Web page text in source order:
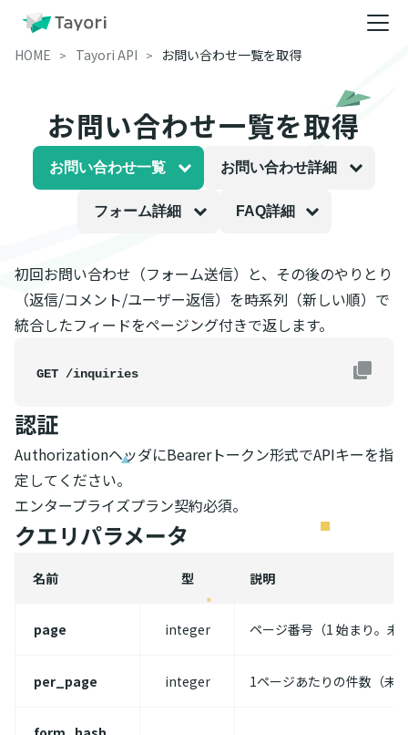
HOME Tayori API お問い合わせ一覧を取得
お問い合わせ一覧を取得
お問い合わせ一覧 お問い合わせ詳細
フォーム詳細 FAQ詳細
初回お問い合わせ（フォーム送信）と、その後のやりとり
（返信/コメント/ユーザー返信）を時系列（新しい順）で
統合したフィードをページング付きで返します。
GET /inquiries
認証
AuthorizationヘッダにBearerトークン形式でAPIキーを指
定してください。
エンタープライズプラン契約必須。
クエリパラメータ
名前 型 説明
page integer ページ番号（1 始まり。未
per_page integer 1ページあたりの件数（未